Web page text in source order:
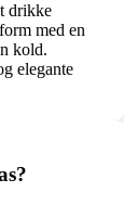
drikke
med en
kold.
elegante